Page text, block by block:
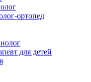
ортопед
для детей